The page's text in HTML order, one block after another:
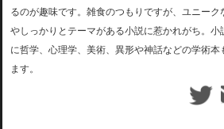
るのが趣味です。雑食のつもりですが、ユニーク
やしっかりとテーマがある小説に惹かれがち。小
に哲学、心理学、美術、異形や神話などの学術本
ます。